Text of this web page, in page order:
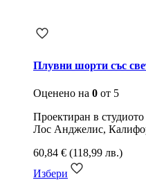
Плувни шорти със
Оценено на 0 от 5
Проектиран в
Лос Анджелис,
60,84 € (118,99 лв.)
Избери